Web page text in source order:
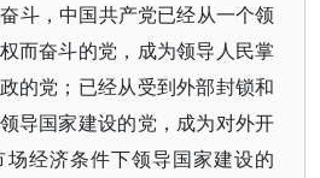
斗，中国共产党已经从一个领
而奋斗的党，成为领导人民掌
的党；已经从受到外部封锁和
导国家建设的党，成为对外开
经济条件下领导国家建设的